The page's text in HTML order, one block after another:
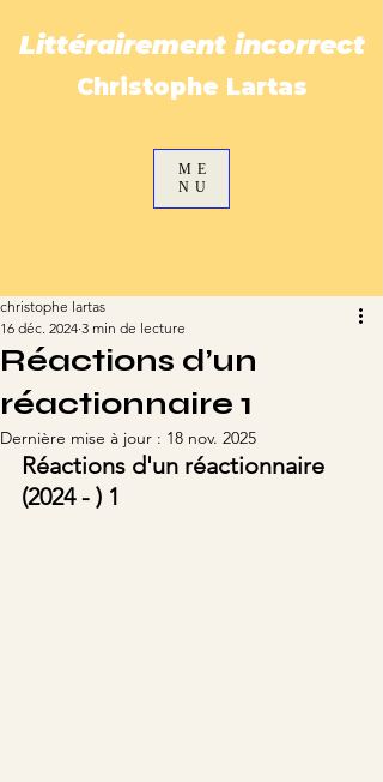
Littérairement incorrect
Christophe Lartas
ME
NU
Réactions d’un
réactionnaire 1
christophe lartas
16 déc. 2024 3 min de lecture
Dernière mise à jour : 18 nov. 2025
Réactions d'un réactionnaire
(2024 - ) 1